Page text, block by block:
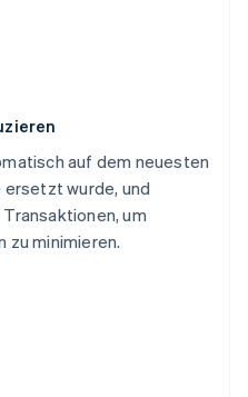
auf dem neuesten
ersetzt wurde, und
um
zu minimieren.